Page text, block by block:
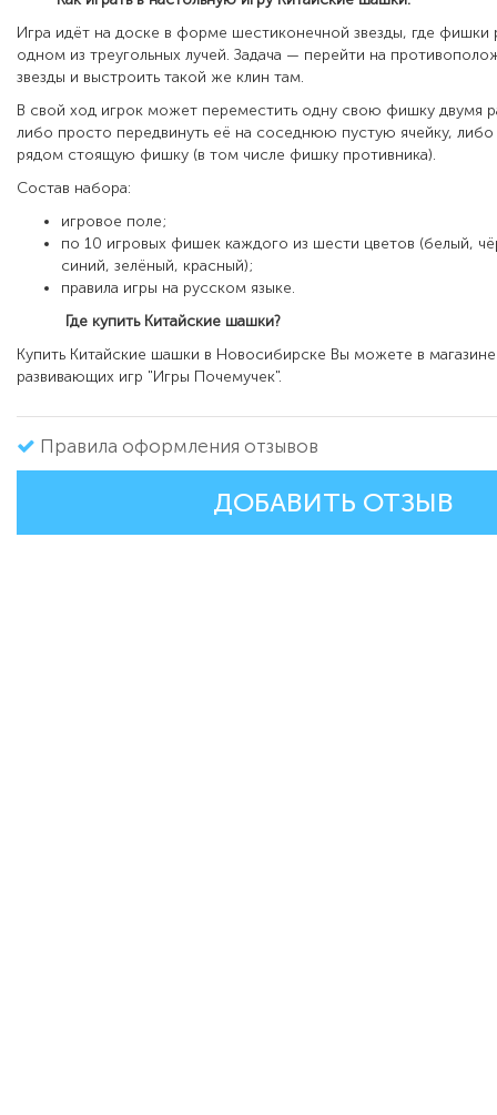
Игра идёт на доске в форме шестиконечной звезды, где фишки
одном из треугольных лучей. Задача — перейти на
звезды и выстроить такой же клин там.
В свой ход игрок может переместить одну свою фишку двумя
либо просто передвинуть её на соседнюю пустую ячейку, либо
рядом стоящую фишку (в том числе фишку противника).
Состав набора:
игровое поле;
по 10 игровых фишек каждого из шести цветов (белый,
синий, зелёный, красный);
правила игры на русском языке.
Где купить Китайские шашки?
Купить Китайские шашки в Новосибирске Вы можете в
развивающих игр "Игры Почемучек".
Правила оформления отзывов
ДОБАВИТЬ ОТЗЫВ